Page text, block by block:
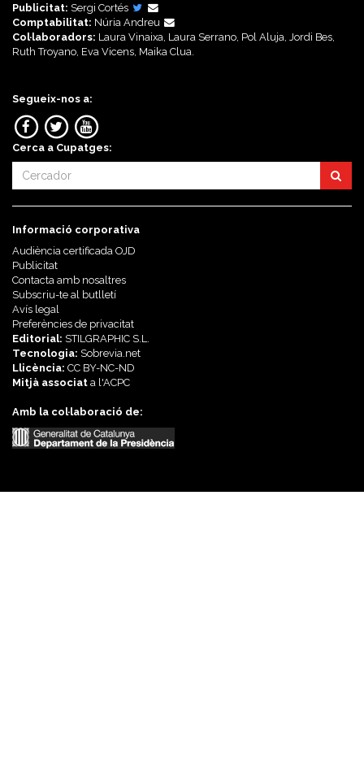
Publicitat: Sergi Cortés
Comptabilitat: Núria Andreu
Col·laboradors: Laura Vinaixa, Laura Serrano, Pol Aluja, Jordi Bes,
Ruth Troyano, Eva Vicens, Maika Clua.
Segueix-nos a:
Cerca a Cupatges:
Informació corporativa
Audiència certificada OJD
Publicitat
Contacta amb nosaltres
Subscriu-te al butlletí
Avís legal
Preferències de privacitat
Editorial: STILGRAPHIC S.L.
Tecnologia: Sobrevia.net
Llicència: CC BY-NC-ND
Mitjà associat a l'ACPC
Amb la col·laboració de: